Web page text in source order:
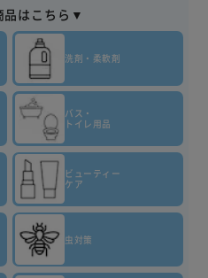
品はこちら▼
洗剤・柔軟剤
バス・
トイレ用品
ビューティー
ケア
虫対策